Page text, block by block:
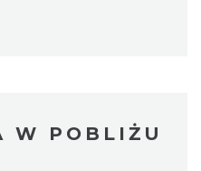
W POBLIŻU